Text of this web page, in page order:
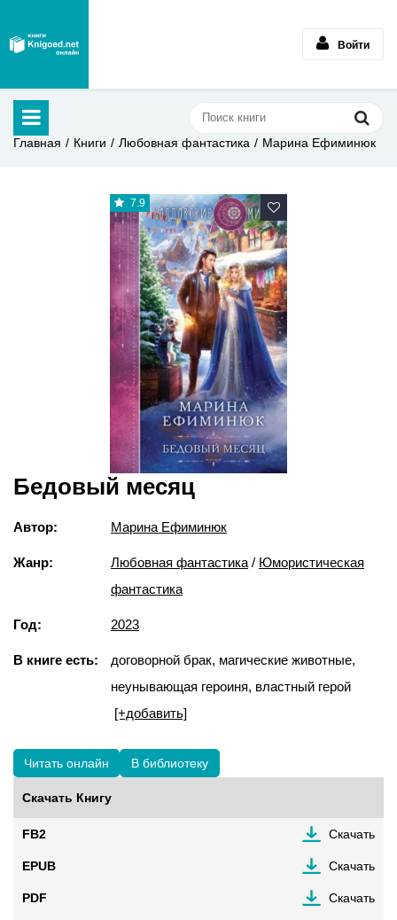
Войти
Главная Книги Любовная фантастика Марина Ефиминюк
7.9
Бедовый месяц
Автор: Марина Ефиминюк
Жанр: Любовная фантастика / Юмористическая
фантастика
Год: 2023
В книге есть:
договорной брак, магические животные,
неунывающая героиня, властный герой
[+добавить]
Читать онлайн В библиотеку
Скачать Книгу
FB2 Скачать
EPUB Скачать
PDF Скачать